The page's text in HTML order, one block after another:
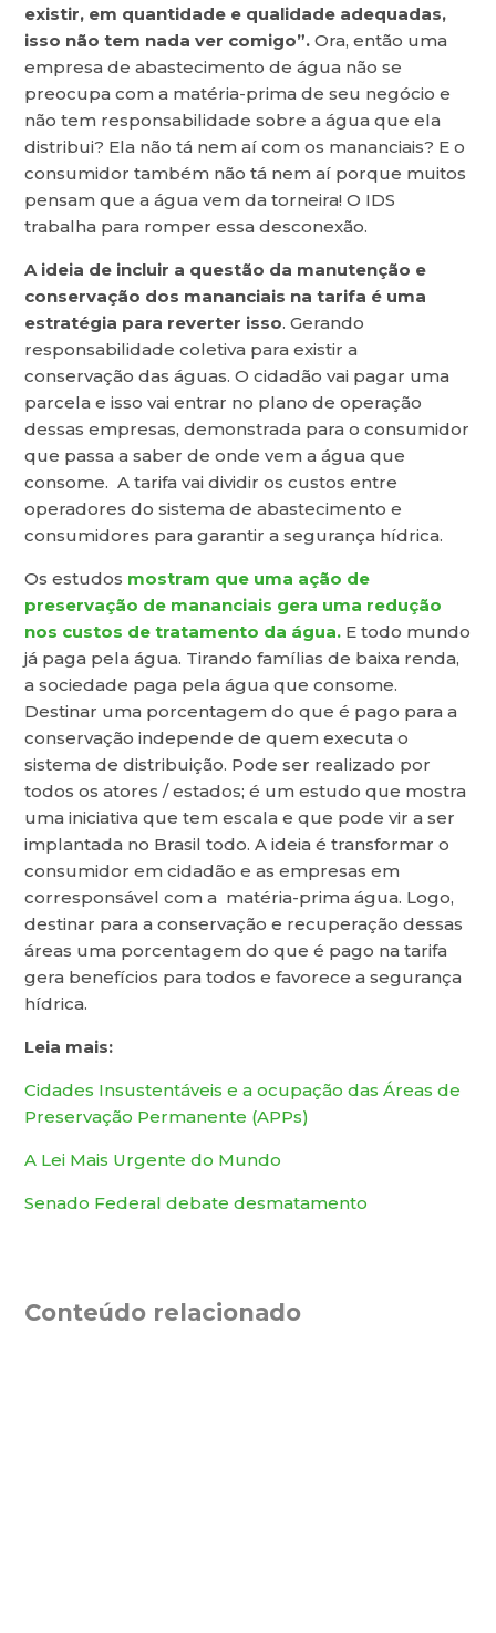
existir, em quantidade e qualidade adequadas,
isso não tem nada ver comigo”.Ora, então uma
empresa de abastecimento de água não se
preocupa com a matéria-prima de seu negócio e
não tem responsabilidade sobre a água que ela
distribui? Ela não tá nem aí com os mananciais? E o
consumidor também não tá nem aí porque muitos
pensam que a água vem da torneira! O IDS
trabalha para romper essa desconexão.
A ideia de incluir a questão da manutenção e
conservação dos mananciais na tarifa é uma
estratégia para reverter isso. Gerando
responsabilidade coletiva para existir a
conservação das águas. O cidadão vai pagar uma
parcela e isso vai entrar no plano de operação
dessas empresas, demonstrada para o consumidor
que passa a saber de onde vem a água que
consome. A tarifa vai dividir os custos entre
operadores do sistema de abastecimento e
consumidores para garantir a segurança hídrica.
Os estudos mostram que uma ação de
preservação de mananciais gera uma redução
nos custos de tratamento da água. E todo mundo
já paga pela água. Tirando famílias de baixa renda,
a sociedade paga pela água que consome.
Destinar uma porcentagem do que é pago para a
conservação independe de quem executa o
sistema de distribuição. Pode ser realizado por
todos os atores / estados; é um estudo que mostra
uma iniciativa que tem escala e que pode vir a ser
implantada no Brasil todo. A ideia é transformar o
consumidor em cidadão e as empresas em
corresponsável com a matéria-prima água. Logo,
destinar para a conservação e recuperação dessas
áreas uma porcentagem do que é pago na tarifa
gera benefícios para todos e favorece a segurança
hídrica.
Leia mais:
Cidades Insustentáveis e a ocupação das Áreas de
Preservação Permanente (APPs)
A Lei Mais Urgente do Mundo
Senado Federal debate desmatamento
Conteúdo relacionado